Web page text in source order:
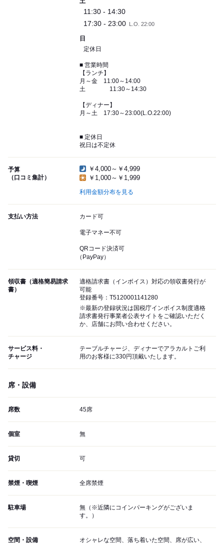
11:30 - 14:30
17:30 - 23:00 L.O. 22:00
日
定休日
■ 営業時間
【ランチ】
月～金 11:00～14:00
土 11:30～14:30
【ディナー】
月～土 17:30～23:00(L.O.22:00)
■ 定休日
祝日は不定休
予算
（口コミ集計）
￥4,000～￥4,999
￥1,000～￥1,999
利用金額分布を見る
支払い方法 カード可
電子マネー不可
QRコード決済可
（PayPay）
領収書（適格簡易請求
書）
適格請求書（インボイス）対応の領収書発行が
可能
登録番号：T5120001141280
※最新の登録状況は国税庁インボイス制度適格
請求書発行事業者公表サイトをご確認いただく
か、店舗にお問い合わせください。
サービス料・
チャージ
テーブルチャージ、ディナーでアラカルトご利
用のお客様に330円頂戴いたします。
席・設備
席数 45席
個室 無
貸切 可
禁煙・喫煙 全席禁煙
駐車場
無（※近隣にコインパーキングがございま
す。）
空間・設備
オシャレな空間、落ち着いた空間、席が広い、